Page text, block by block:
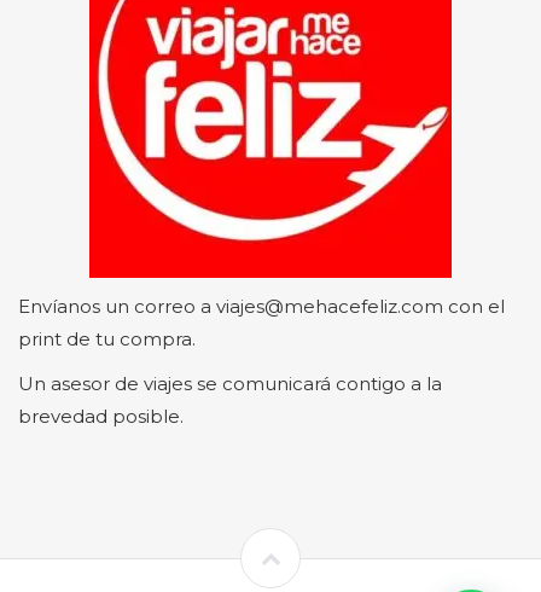
Envíanos un correo a viajes@mehacefeliz.com con el
print de tu compra.
Un asesor de viajes se comunicará contigo a la
brevedad posible.